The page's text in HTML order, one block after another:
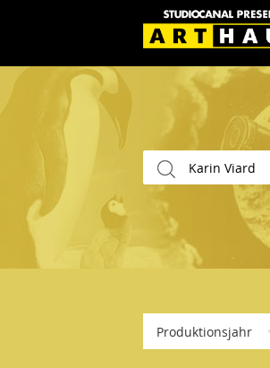
Produktionsjahr